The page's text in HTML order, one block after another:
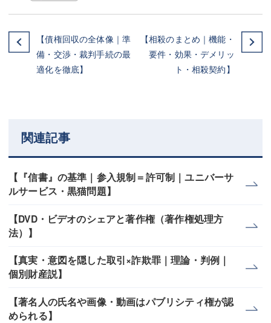
【債権回収の全体像｜準
備・交渉・裁判手続の最
適化を徹底】
【相殺のまとめ｜機能・
要件・効果・デメリッ
ト・相殺契約】
関連記事
【『信書』の基準｜参入規制＝許可制｜ユニバーサ
ルサービス・黒猫問題】
【DVD・ビデオのシェアと著作権（著作権処理方
法）】
【真実・意図を隠した取引×詐欺罪｜理論・判例｜
個別財産説】
【著名人の氏名や画像・動画はパブリシティ権が認
められる】